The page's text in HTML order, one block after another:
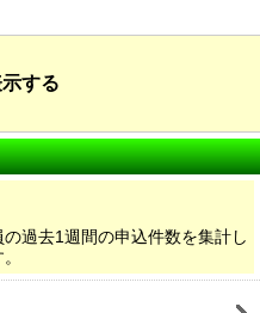
する
過去1週間の申込件数を集計し